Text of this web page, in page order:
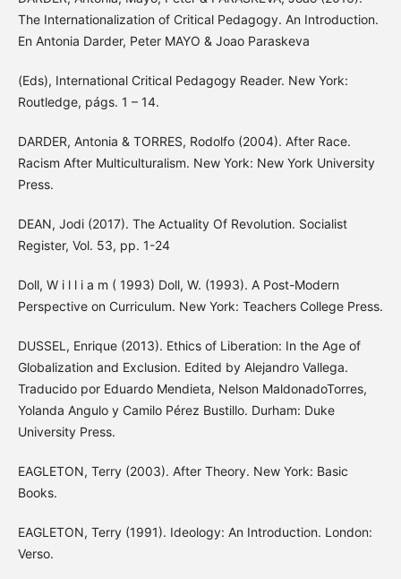
The Internationalization of Critical Pedagogy. An Introduction.
En Antonia Darder, Peter MAYO & Joao Paraskeva
(Eds), International Critical Pedagogy Reader. New York:
Routledge, págs. 1 – 14.
DARDER, Antonia & TORRES, Rodolfo (2004). After Race.
Racism After Multiculturalism. New York: New York University
Press.
DEAN, Jodi (2017). The Actuality Of Revolution. Socialist
Register, Vol. 53, pp. 1-24
Doll, W i l l i a m ( 1993) Doll, W. (1993). A Post-Modern
Perspective on Curriculum. New York: Teachers College Press.
DUSSEL, Enrique (2013). Ethics of Liberation: In the Age of
Globalization and Exclusion. Edited by Alejandro Vallega.
Traducido por Eduardo Mendieta, Nelson MaldonadoTorres,
Yolanda Angulo y Camilo Pérez Bustillo. Durham: Duke
University Press.
EAGLETON, Terry (2003). After Theory. New York: Basic
Books.
EAGLETON, Terry (1991). Ideology: An Introduction. London:
Verso.